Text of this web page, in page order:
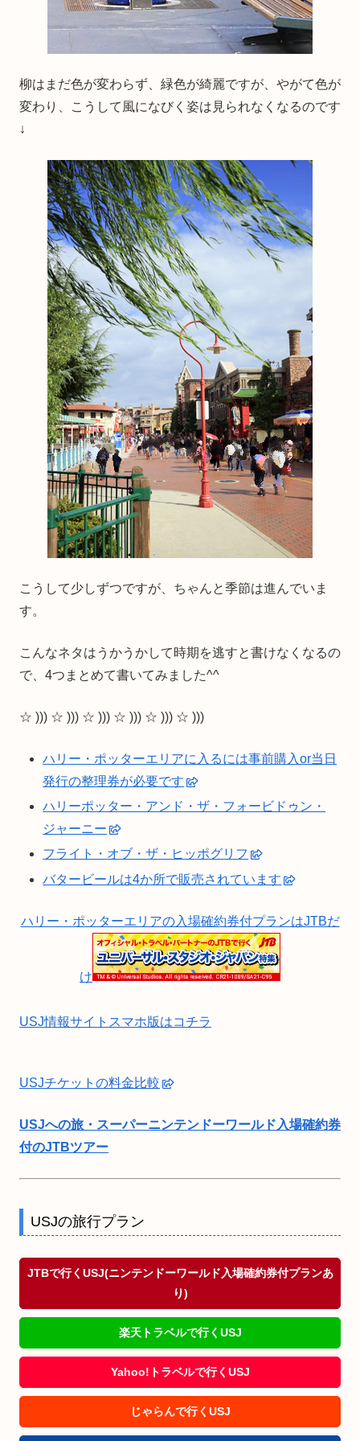
柳はまだ色が変わらず、緑色が綺麗ですが、やがて色が
変わり、こうして風になびく姿は見られなくなるのです
↓
こうして少しずつですが、ちゃんと季節は進んでいま
す。
こんなネタはうかうかして時期を逃すと書けなくなるの
で、4つまとめて書いてみました^^
☆ ))) ☆ ))) ☆ ))) ☆ ))) ☆ ))) ☆ )))
ハリー・ポッターエリアに入るには事前購入or当日
発行の整理券が必要です
ハリーポッター・アンド・ザ・フォービドゥン・
ジャーニー
フライト・オブ・ザ・ヒッポグリフ
バタービールは4か所で販売されています
ハリー・ポッターエリアの入場確約券付プランはJTBだ
け
USJ情報サイトスマホ版はコチラ
USJチケットの料金比較
USJへの旅・スーパーニンテンドーワールド入場確約券
付のJTBツアー
USJの旅行プラン
JTBで行くUSJ(ニンテンドーワールド入場確約券付プランあ
り)
楽天トラベルで行くUSJ
Yahoo!トラベルで行くUSJ
じゃらんで行くUSJ